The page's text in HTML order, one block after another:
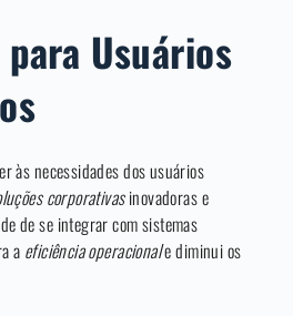
Usuários
às necessidades dos usuários
corporativasinovadoras e
de se integrar com sistemas
a eficiência operacionale diminui os